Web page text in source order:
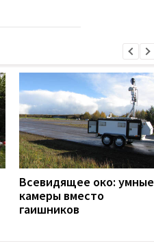
Всевидящее око: умные
камеры вместо
гаишников